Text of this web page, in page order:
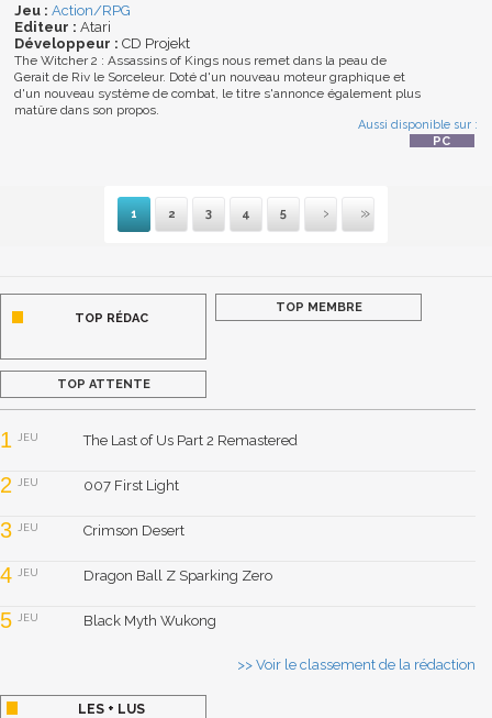
Jeu : Action/RPG
Editeur : Atari
Développeur : CD Projekt
The Witcher 2 : Assassins of Kings nous remet dans la peau de
Gerait de Riv le Sorceleur. Doté d'un nouveau moteur graphique et
d'un nouveau système de combat, le titre s'annonce également plus
matûre dans son propos.
Aussi disponible sur :
1 2 3 4 5
Suivante
Dernière
TOP RÉDAC
TOP MEMBRE
TOP ATTENTE
1 JEU The Last of Us Part 2 Remastered
2 JEU 007 First Light
3 JEU Crimson Desert
4 JEU Dragon Ball Z Sparking Zero
5 JEU Black Myth Wukong
>> Voir le classement de la rédaction
LES + LUS